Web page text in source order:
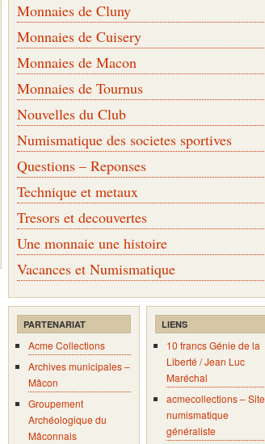
Monnaies de Cluny
Monnaies de Cuisery
Monnaies de Macon
Monnaies de Tournus
Nouvelles du Club
Numismatique des societes sportives
Questions – Reponses
Technique et metaux
Tresors et decouvertes
Une monnaie une histoire
Vacances et Numismatique
PARTENARIAT
Acme Collections
Archives municipales –
Mâcon
Groupement
Archéologique du
Mâconnais
LIENS
10 francs Génie de la
Liberté / Jean Luc
Maréchal
acmecollections – Site
numismatique
généraliste